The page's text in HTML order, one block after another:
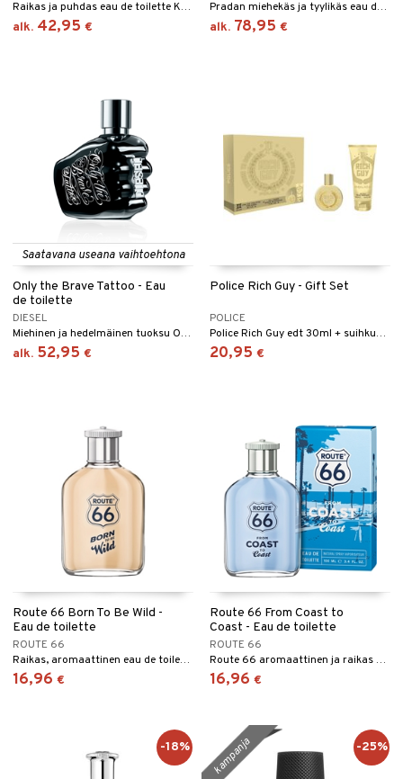
Raikas ja puhdas eau de toilette Kenzolta
alk. 42,95 €
Pradan miehekäs ja tyylikäs eau de parfum
alk. 78,95 €
Saatavana useana vaihtoehtona
Only the Brave Tattoo - Eau
de toilette
DIESEL
Miehinen ja hedelmäinen tuoksu Only The Brave Collection -kokoelma Dieseliltä.
alk. 52,95 €
Police Rich Guy - Gift Set
POLICE
Police Rich Guy edt 30ml + suihkugeeli 100ml
20,95 €
Route 66 Born To Be Wild -
Eau de toilette
ROUTE 66
Raikas, aromaattinen eau de toilette Route 66:lta.
16,96 €
Route 66 From Coast to
Coast - Eau de toilette
ROUTE 66
Route 66 aromaattinen ja raikas eau de toilette
16,96 €
-18% kampanja -25%